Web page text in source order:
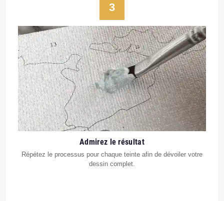
3
Admirez le résultat
Répétez le processus pour chaque teinte afin de dévoiler votre
dessin complet.